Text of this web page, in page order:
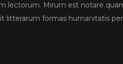
lectorum. Mirum est notare
litterarum formas humanitatis